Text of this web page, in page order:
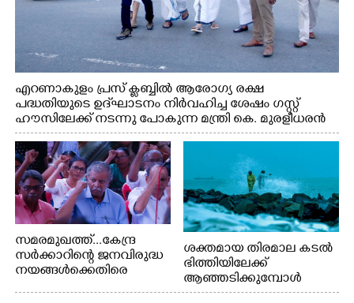
എറണാകുളം പ്രസ് ക്ലബ്ബിൽ ആരോഗ്യ രക്ഷ
പദ്ധതിയുടെ ഉദ്‌ഘാടനം നിർവഹിച്ച ശേഷം ഗസ്റ്റ്
ഹൗസിലേക്ക് നടന്നു പോകുന്ന മന്ത്രി കെ. മുരളീധരൻ
സമരമുഖത്ത്...കേന്ദ്ര
സർക്കാറിന്റെ ജനവിരുദ്ധ
നയങ്ങൾക്കെതിരെ
ശക്തമായ തിരമാല കടൽ
ഭിത്തിയിലേക്ക്
ആഞ്ഞടിക്കുമ്പോൾ
അപകടകരമായ രീതിയിൽ